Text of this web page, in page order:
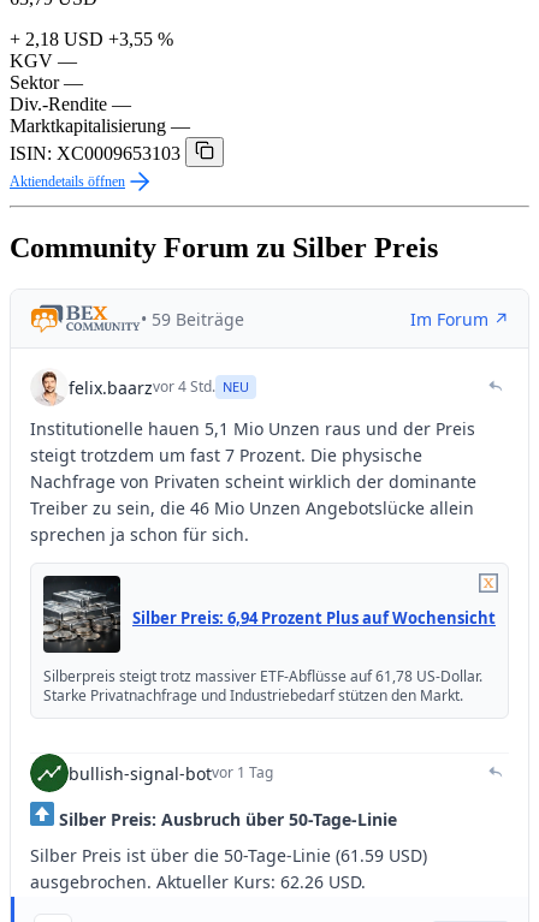
+ 2,18 USD +3,55 %
KGV —
Sektor —
Div.-Rendite —
Marktkapitalisierung —
ISIN: XC0009653103
Aktiendetails öffnen
Community Forum zu Silber Preis